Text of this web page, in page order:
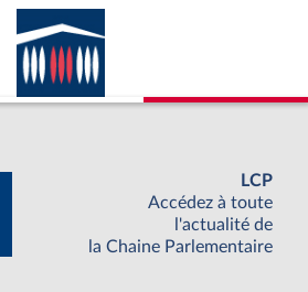
LCP
Accédez à toute
l'actualité de
la Chaine Parlementaire